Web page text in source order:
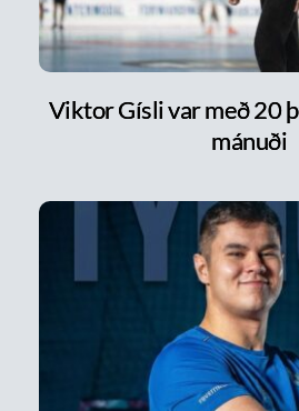
Viktor Gísli var með 20
mánuði